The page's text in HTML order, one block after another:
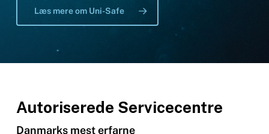
Læs mere om Uni-Safe
Autoriserede Servicecentre
Danmarks mest erfarne